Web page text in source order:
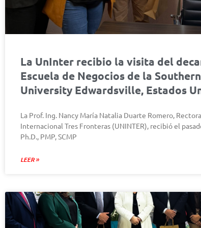
La UnInter recibio la visita del
Escuela de Negocios de la
University Edwardsville, Estados
La Prof. Ing. Nancy María Natalia Duarte Romero,
Internacional Tres Fronteras (UNINTER), recibió el
Ph.D., PMP, SCMP
LEER »